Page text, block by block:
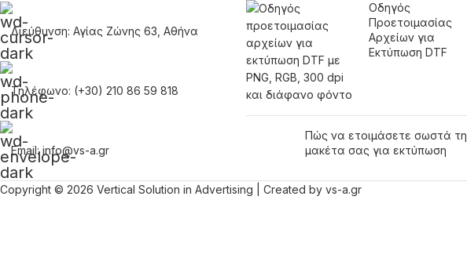
Διεύθυνση: Αγίας Ζώνης 63, Αθήνα
Τηλέφωνο: (+30) 210 86 59 818
Email: info@vs-a.gr
Οδηγός
Προετοιμασίας
Αρχείων για
Εκτύπωση DTF
Πώς να ετοιμάσετε σωστά τη
μακέτα σας για εκτύπωση
Copyright © 2026 Vertical Solution in Advertising | Created by vs-a.gr